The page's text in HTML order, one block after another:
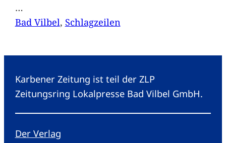
…
Bad Vilbel, Schlagzeilen
Karbener Zeitung ist teil der ZLP
Zeitungsring Lokalpresse Bad Vilbel GmbH.
Der Verlag